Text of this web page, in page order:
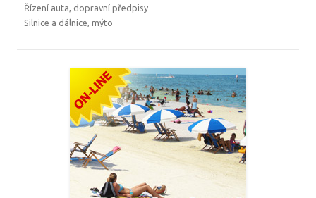
Řízení auta, dopravní předpisy
Silnice a dálnice, mýto